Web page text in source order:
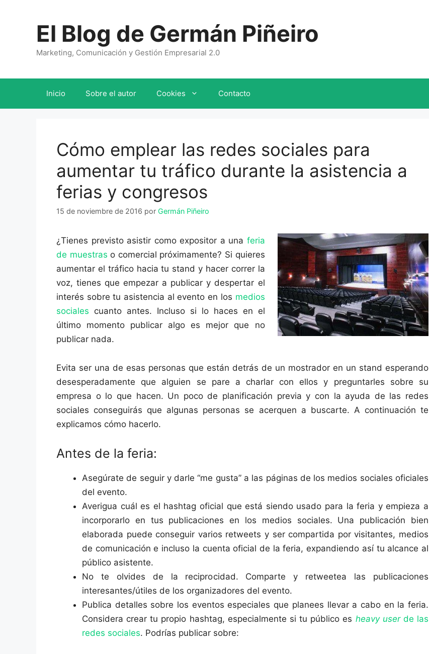
El Blog de Germán Piñeiro
Marketing, Comunicación y Gestión Empresarial 2.0
Inicio Sobre el autor Cookies Contacto
Cómo emplear las redes sociales para
aumentar tu tráfico durante la asistencia a
ferias y congresos
15 de noviembre de 2016 por Germán Piñeiro
¿Tienes previsto asistir como expositor a una feria
de muestras o comercial próximamente? Si quieres
aumentar el tráfico hacia tu stand y hacer correr la
voz, tienes que empezar a publicar y despertar el
interés sobre tu asistencia al evento en los medios
sociales cuanto antes. Incluso si lo haces en el
último momento publicar algo es mejor que no
publicar nada.
Evita ser una de esas personas que están detrás de un mostrador en un stand esperando
desesperadamente que alguien se pare a charlar con ellos y preguntarles sobre su
empresa o lo que hacen. Un poco de planificación previa y con la ayuda de las redes
sociales conseguirás que algunas personas se acerquen a buscarte. A continuación te
explicamos cómo hacerlo.
Antes de la feria:
Asegúrate de seguir y darle “me gusta” a las páginas de los medios sociales oficiales
del evento.
Averigua cuál es el hashtag oficial que está siendo usado para la feria y empieza a
incorporarlo en tus publicaciones en los medios sociales. Una publicación bien
elaborada puede conseguir varios retweets y ser compartida por visitantes, medios
de comunicación e incluso la cuenta oficial de la feria, expandiendo así tu alcance al
público asistente.
No te olvides de la reciprocidad. Comparte y retweetea las publicaciones
interesantes/útiles de los organizadores del evento.
Publica detalles sobre los eventos especiales que planees llevar a cabo en la feria.
Considera crear tu propio hashtag, especialmente si tu público es heavy userde las
redes sociales. Podrías publicar sobre: